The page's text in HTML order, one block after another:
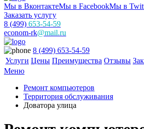
Мы в ВконтактеМы в FacebookМы в
Заказать услугу
8 (499) 653-54-59
econom-rk@mail.ru
8 (499) 653-54-59
Услуги Цены Преимущества Отзывы
Меню
Ремонт компьютеров
Территория обслуживания
Доватора улица